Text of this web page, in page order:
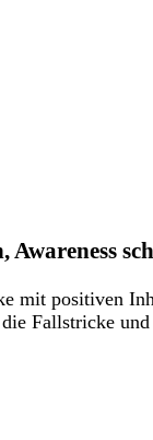
mit positiven
Fallstricke